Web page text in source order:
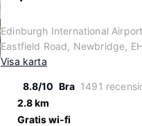
Edinburgh International
Eastfield Road, Newbridge,
Visa karta
8.8/10 Bra 1491
2.8 km
Gratis wi-fi